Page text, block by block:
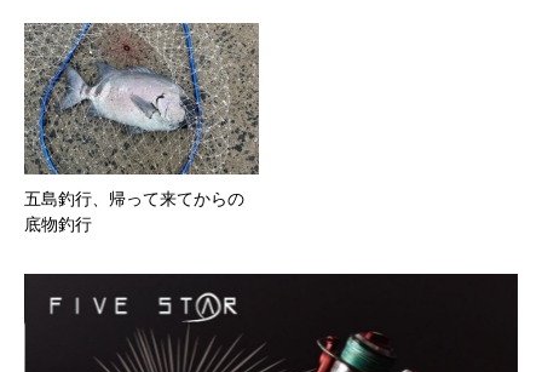
五島釣行、帰って来てからの
底物釣行